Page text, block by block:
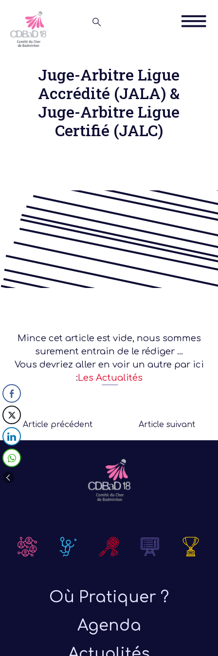
Juge-Arbitre Ligue
Accrédité (JALA) &
Juge-Arbitre Ligue
Certifié (JALC)
Mince cet article est vide, nous sommes
surement entrain de le rédiger ...
Vous devriez aller en voir un autre par ici
:Les Actualités
Article précédent Article suivant
Où Pratiquer ?
Agenda